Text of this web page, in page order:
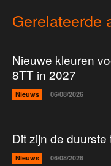
Gerelateerde
Nieuwe kleuren
8TT in 2027
Nieuws 06/08/2026
Dit zijn de
Nieuws 06/08/2026